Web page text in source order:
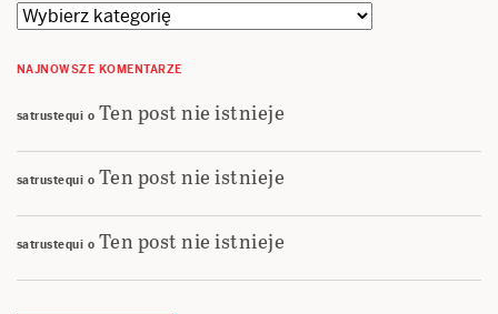
Kategorie
NAJNOWSZE KOMENTARZE
satrustequi o Ten post nie istnieje
satrustequi o Ten post nie istnieje
satrustequi o Ten post nie istnieje